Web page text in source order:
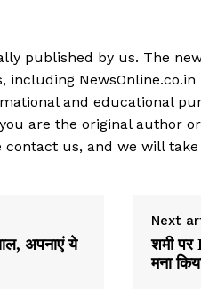
published by us. The
NewsOnline.co.in
and educational
are the original author
us, and we will
अपनाएं ये
Next
शमी पर
मना